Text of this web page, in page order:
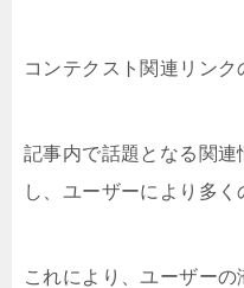
コンテクスト関連リンク
記事内で話題となる関
し、ユーザーにより多く
これにより、ユーザー